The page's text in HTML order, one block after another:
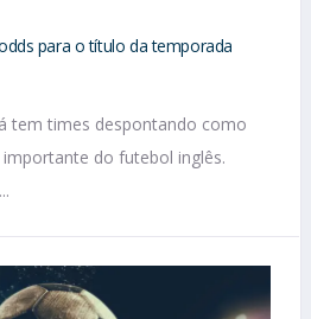
para o título da temporada
tem times despontando como
do futebol inglês.